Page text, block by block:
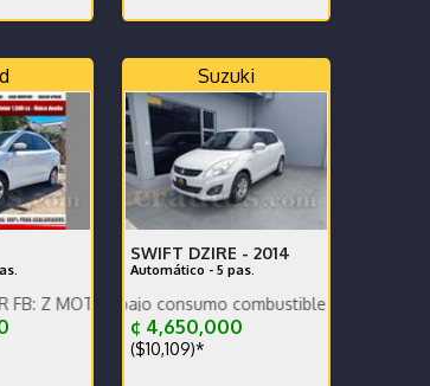
Contáctenos x WhatsApp.
Suzuki
SWIFT DZIRE - 2014
Automático - 5 pas.
bajo consumo combustible.
¢ 4,650,000
($10,109)*